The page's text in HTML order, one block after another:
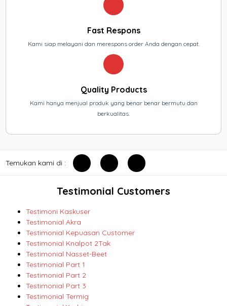
Fast Respons
Kami siap melayani dan merespons order Anda dengan cepat.
Quality Products
Kami hanya menjual produk yang benar benar bermutu dan
berkualitas.
Temukan kami di :
Testimonial Customers
Testimoni Kaskuser
Testimonial Akra
Testimonial Kepuasan Customer
Testimonial Knalpot 2Tak
Testimonial Nasset-Beet
Testimonial Part 1
Testimonial Part 2
Testimonial Part 3
Testimonial Termig